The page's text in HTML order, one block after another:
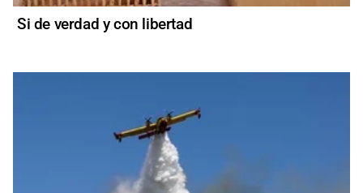
Si de verdad y con libertad